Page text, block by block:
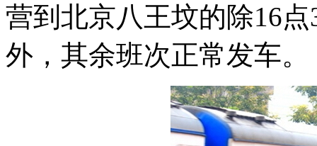
营到北京八王坟的除16
外，其余班次正常发车。